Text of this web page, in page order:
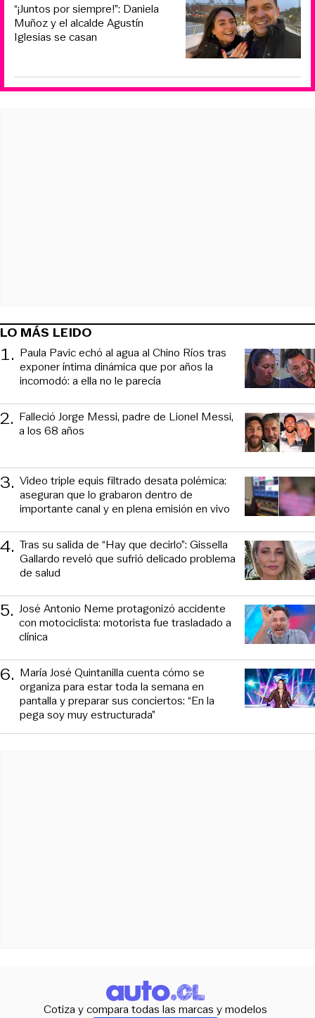
“¡Juntos por siempre!”: Daniela
Muñoz y el alcalde Agustín
Iglesias se casan
LO MÁS LEIDO
1. Paula Pavic echó al agua al Chino Ríos tras
exponer íntima dinámica que por años la
incomodó: a ella no le parecía
2. Falleció Jorge Messi, padre de Lionel Messi,
a los 68 años
3. Video triple equis filtrado desata polémica:
aseguran que lo grabaron dentro de
importante canal y en plena emisión en vivo
4. Tras su salida de “Hay que decirlo”: Gissella
Gallardo reveló que sufrió delicado problema
de salud
5. José Antonio Neme protagonizó accidente
con motociclista: motorista fue trasladado a
clínica
6. María José Quintanilla cuenta cómo se
organiza para estar toda la semana en
pantalla y preparar sus conciertos: “En la
pega soy muy estructurada”
Cotiza y compara todas las marcas y modelos